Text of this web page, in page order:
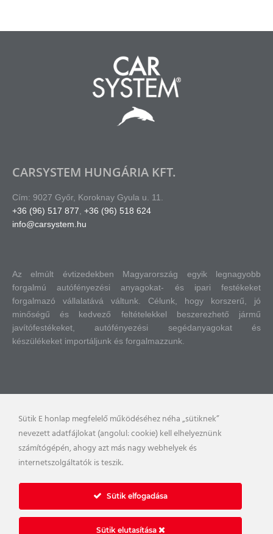
CARSYSTEM HUNGÁRIA KFT.
Cím: 9027 Győr, Koroknay Gyula u. 11.
+36 (96) 517 877 +36 (96) 518 624
info@carsystem.hu
Az elmúlt évtizedekben Magyarország egyik legnagyobb
forgalmú autófényezési anyagokat- és ipari festékeket
forgalmazó vállalatává váltunk. Célunk, hogy korszerű, jó
minőségű és kedvező feltételekkel beszerezhető jármű
javítófestékeket, autófényezési segédanyagokat és
készülékeket importáljunk és forgalmazzunk.
Sütik E honlap megfelelő működéséhez néha „sütiknek”
nevezett adatfájlokat (angolul: cookie) kell elhelyeznünk
számítógépén, ahogy azt más nagy webhelyek és
internetszolgáltatók is teszik.
Sütik elfogadása
Sütik elutasítása